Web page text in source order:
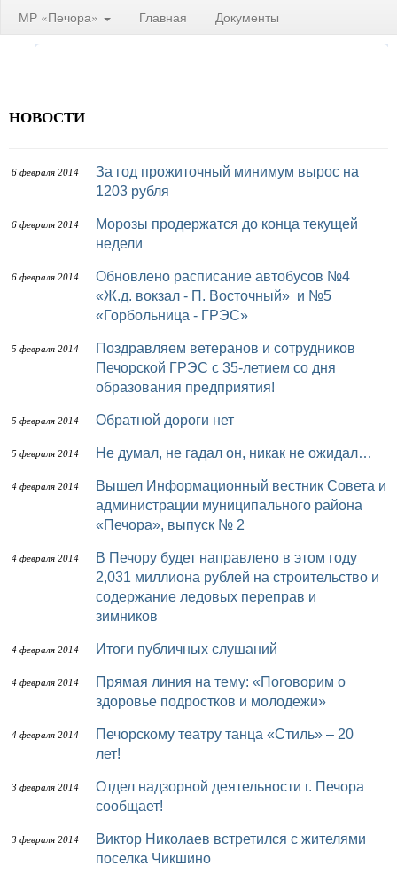
МР «Печора» Главная Документы
НОВОСТИ
6 февраля 2014
За год прожиточный минимум вырос на
1203 рубля
6 февраля 2014
Морозы продержатся до конца текущей
недели
6 февраля 2014
Обновлено расписание автобусов №4
«Ж.д. вокзал - П. Восточный» и №5
«Горбольница - ГРЭС»
5 февраля 2014
Поздравляем ветеранов и сотрудников
Печорской ГРЭС с 35-летием со дня
образования предприятия!
5 февраля 2014 Обратной дороги нет
5 февраля 2014 Не думал, не гадал он, никак не ожидал…
4 февраля 2014
Вышел Информационный вестник Совета и
администрации муниципального района
«Печора», выпуск № 2
4 февраля 2014
В Печору будет направлено в этом году
2,031 миллиона рублей на строительство и
содержание ледовых переправ и
зимников
4 февраля 2014 Итоги публичных слушаний
4 февраля 2014
Прямая линия на тему: «Поговорим о
здоровье подростков и молодежи»
4 февраля 2014
Печорскому театру танца «Стиль» – 20
лет!
3 февраля 2014
Отдел надзорной деятельности г. Печора
сообщает!
3 февраля 2014
Виктор Николаев встретился с жителями
поселка Чикшино